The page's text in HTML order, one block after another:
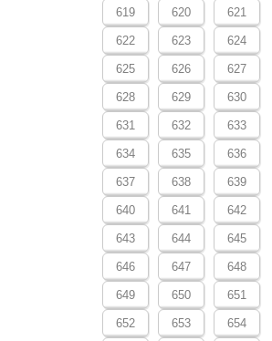
619 620 621
622 623 624
625 626 627
628 629 630
631 632 633
634 635 636
637 638 639
640 641 642
643 644 645
646 647 648
649 650 651
652 653 654